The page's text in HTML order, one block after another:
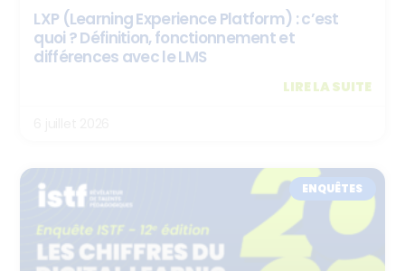
LXP (Learning Experience Platform) : c’est
quoi ? Définition, fonctionnement et
différences avec le LMS
LIRE LA SUITE
ENQUÊTES